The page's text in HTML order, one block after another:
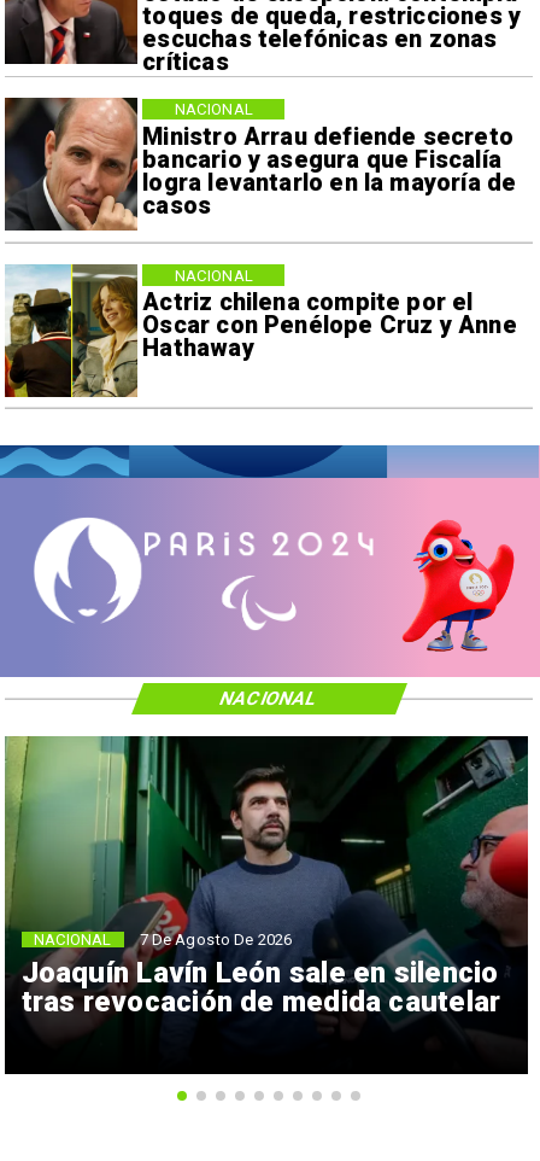
toques de queda, restricciones y
escuchas telefónicas en zonas
críticas
Ministro Arrau defiende secreto
bancario y asegura que Fiscalía
logra levantarlo en la mayoría de
casos
NACIONAL
Actriz chilena compite por el
Oscar con Penélope Cruz y Anne
Hathaway
NACIONAL
Joaquín Lavín León sale en silencio
tras revocación de medida cautelar
NACIONAL 7 De Agosto De 2026
NACIONAL